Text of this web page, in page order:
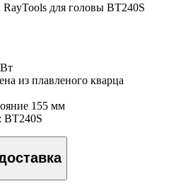
для головы BT240S
из плавленого кварца
155 мм
BT240S